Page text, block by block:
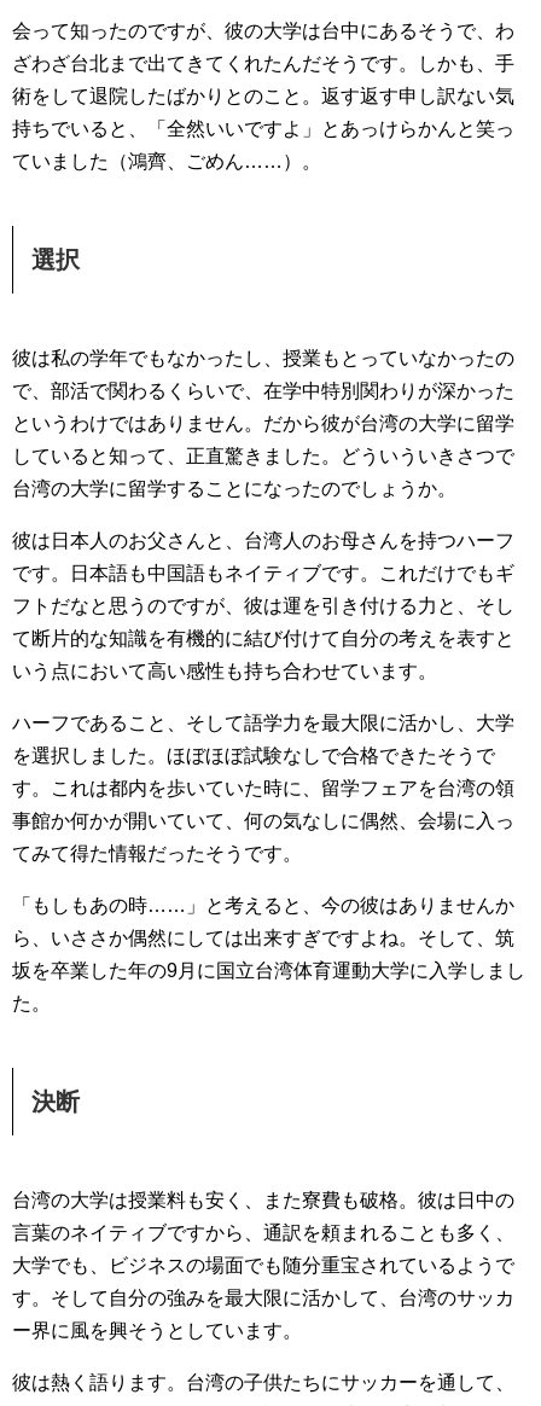
会って知ったのですが、彼の大学は台中にあるそうで、わ
ざわざ台北まで出てきてくれたんだそうです。しかも、手
術をして退院したばかりとのこと。返す返す申し訳ない気
持ちでいると、「全然いいですよ」とあっけらかんと笑っ
ていました（鴻齊、ごめん……）。
選択
彼は私の学年でもなかったし、授業もとっていなかったの
で、部活で関わるくらいで、在学中特別関わりが深かった
というわけではありません。だから彼が台湾の大学に留学
していると知って、正直驚きました。どういういきさつで
台湾の大学に留学することになったのでしょうか。
彼は日本人のお父さんと、台湾人のお母さんを持つハーフ
です。日本語も中国語もネイティブです。これだけでもギ
フトだなと思うのですが、彼は運を引き付ける力と、そし
て断片的な知識を有機的に結び付けて自分の考えを表すと
いう点において高い感性も持ち合わせています。
ハーフであること、そして語学力を最大限に活かし、大学
を選択しました。ほぼほぼ試験なしで合格できたそうで
す。これは都内を歩いていた時に、留学フェアを台湾の領
事館か何かが開いていて、何の気なしに偶然、会場に入っ
てみて得た情報だったそうです。
「もしもあの時……」と考えると、今の彼はありませんか
ら、いささか偶然にしては出来すぎですよね。そして、筑
坂を卒業した年の9月に国立台湾体育運動大学に入学しまし
た。
決断
台湾の大学は授業料も安く、また寮費も破格。彼は日中の
言葉のネイティブですから、通訳を頼まれることも多く、
大学でも、ビジネスの場面でも随分重宝されているようで
す。そして自分の強みを最大限に活かして、台湾のサッカ
ー界に風を興そうとしています。
彼は熱く語ります。台湾の子供たちにサッカーを通して、